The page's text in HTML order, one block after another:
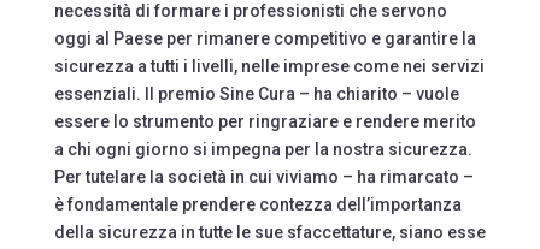
necessità di formare i professionisti che servono
oggi al Paese per rimanere competitivo e garantire la
sicurezza a tutti i livelli, nelle imprese come nei servizi
essenziali. Il premio Sine Cura – ha chiarito – vuole
essere lo strumento per ringraziare e rendere merito
a chi ogni giorno si impegna per la nostra sicurezza.
Per tutelare la società in cui viviamo – ha rimarcato –
è fondamentale prendere contezza dell’importanza
della sicurezza in tutte le sue sfaccettature, siano esse